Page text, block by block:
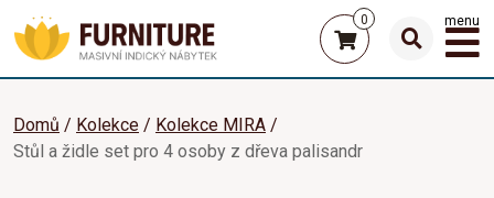
0 menu
Domů Kolekce
Kolekce MIRA
Stůl a židle set pro 4 osoby z dřeva palisandr